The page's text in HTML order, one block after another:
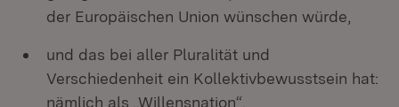
der Europäischen Union wünschen würde,
und das bei aller Pluralität und
Verschiedenheit ein Kollektivbewusstsein hat:
nämlich als „Willensnation“.